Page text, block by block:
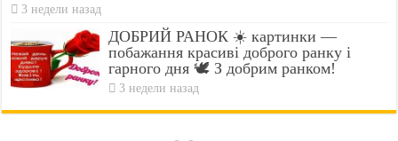
3 недели назад
ДОБРИЙ РАНОК ☀️ картинки —
побажання красиві доброго ранку і
гарного дня 🕊️ З добрим ранком!
3 недели назад